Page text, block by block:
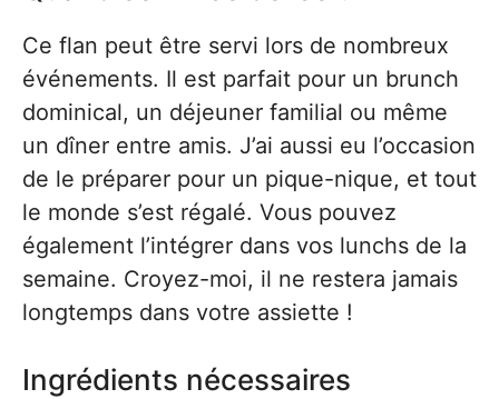
Ce flan peut être servi lors de nombreux
événements. Il est parfait pour un brunch
dominical, un déjeuner familial ou même
un dîner entre amis. J’ai aussi eu l’occasion
de le préparer pour un pique-nique, et tout
le monde s’est régalé. Vous pouvez
également l’intégrer dans vos lunchs de la
semaine. Croyez-moi, il ne restera jamais
longtemps dans votre assiette !
Ingrédients nécessaires